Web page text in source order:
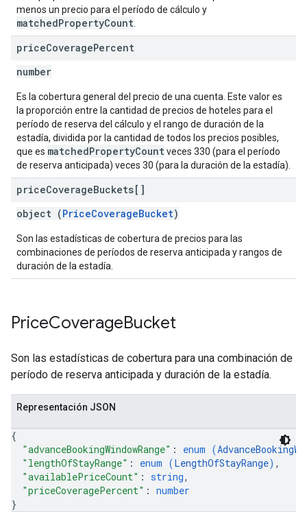
menos un precio para el período de cálculo y
matchedPropertyCount
priceCoveragePercent
number
Es la cobertura general del precio de una cuenta. Este valor es
la proporción entre la cantidad de precios de hoteles para el
período de reserva del cálculo y el rango de duración de la
estadía, dividida por la cantidad de todos los precios posibles,
que es matchedPropertyCountveces 330 (para el período
de reserva anticipada) veces 30 (para la duración de la estadía).
priceCoverageBuckets[]
object (PriceCoverageBucket)
Son las estadísticas de cobertura de precios para las
combinaciones de períodos de reserva anticipada y rangos de
duración de la estadía.
PriceCoverageBucket
Son las estadísticas de cobertura para una combinación de
período de reserva anticipada y duración de la estadía.
Representación JSON
{
"advanceBookingWindowRange" : enum (
"lengthOfStayRange" : enum (LengthOfStayRange) ,
"availablePriceCount" : string,
"priceCoveragePercent" : number
}